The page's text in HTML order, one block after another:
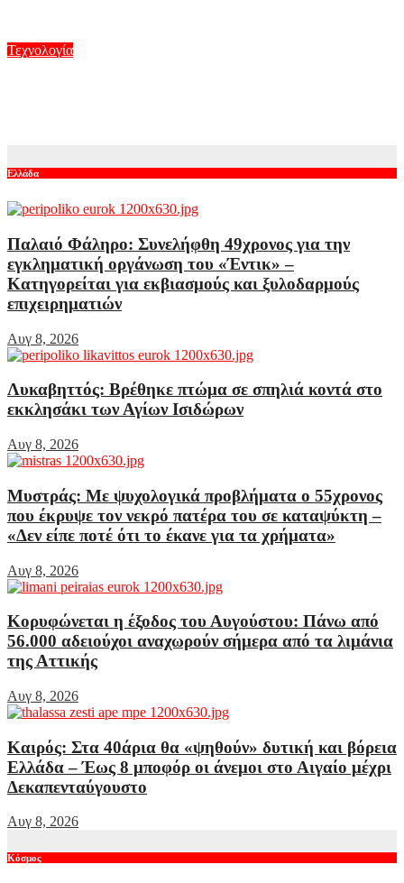
Τεχνολογία
Ελλάδα
Παλαιό Φάληρο: Συνελήφθη 49χρονος για την
εγκληματική οργάνωση του «Έντικ» –
Κατηγορείται για εκβιασμούς και ξυλοδαρμούς
επιχειρηματιών
Αυγ 8, 2026
Λυκαβηττός: Βρέθηκε πτώμα σε σπηλιά κοντά στο
εκκλησάκι των Αγίων Ισιδώρων
Αυγ 8, 2026
Μυστράς: Με ψυχολογικά προβλήματα ο 55χρονος
που έκρυψε τον νεκρό πατέρα του σε καταψύκτη –
«Δεν είπε ποτέ ότι το έκανε για τα χρήματα»
Αυγ 8, 2026
Κορυφώνεται η έξοδος του Αυγούστου: Πάνω από
56.000 αδειούχοι αναχωρούν σήμερα από τα λιμάνια
της Αττικής
Αυγ 8, 2026
Καιρός: Στα 40άρια θα «ψηθούν» δυτική και βόρεια
Ελλάδα – Έως 8 μποφόρ οι άνεμοι στο Αιγαίο μέχρι
Δεκαπενταύγουστο
Αυγ 8, 2026
Κόσμος